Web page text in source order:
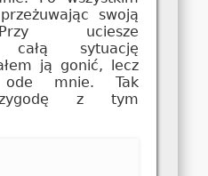
swoją
uciesze
całą sytuację
ją gonić, lecz
ode mnie. Tak
z tym